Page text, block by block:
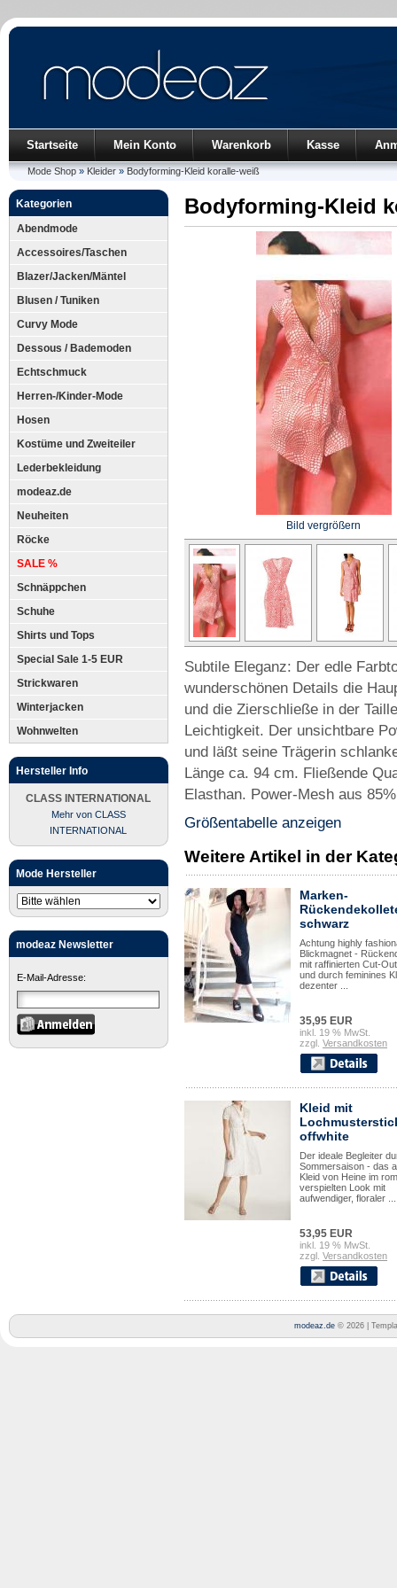
Startseite Mein Konto Warenkorb Kasse
Mode Shop»Kleider»Bodyforming-Kleid koralle-weiß
Kategorien
Abendmode
Accessoires/Taschen
Blazer/Jacken/Mäntel
Blusen / Tuniken
Curvy Mode
Dessous / Bademoden
Echtschmuck
Herren-/Kinder-Mode
Hosen
Kostüme und Zweiteiler
Lederbekleidung
modeaz.de
Neuheiten
Röcke
SALE %
Schnäppchen
Schuhe
Shirts und Tops
Special Sale 1-5 EUR
Strickwaren
Winterjacken
Wohnwelten
Hersteller Info
CLASS INTERNATIONAL
Mehr von CLASS
INTERNATIONAL
Mode Hersteller
modeaz Newsletter
E-Mail-Adresse:
Bodyforming-Kleid
Bild vergrößern
Subtile Eleganz: Der edle
wunderschönen Details die
und die Zierschließe in der
Leichtigkeit. Der unsichtbare
und läßt seine Trägerin
Länge ca. 94 cm. Fließende
Elasthan. Power-Mesh aus
Größentabelle anzeigen
Weitere Artikel in der
Marken-
schwarz
Achtung highly
Blickmagnet -
mit raffinierten Cut-
und durch feminines
dezenter ...
35,95 EUR
inkl. 19 % MwSt.
zzgl. Versandkosten
Kleid mit
offwhite
Der ideale Begleiter
Sommersaison - das
Kleid von Heine im
verspielten Look mit
aufwendiger, floraler ...
53,95 EUR
inkl. 19 % MwSt.
zzgl. Versandkosten
modeaz.de © 2026 |